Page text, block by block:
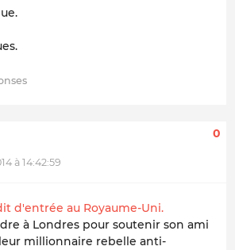
à 14:42:59
0
d'entrée au Royaume-Uni.
à Londres pour soutenir son ami
millionnaire rebelle anti-